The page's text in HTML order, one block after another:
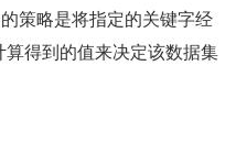
策略是将指定的关键字经
得到的值来决定该数据集